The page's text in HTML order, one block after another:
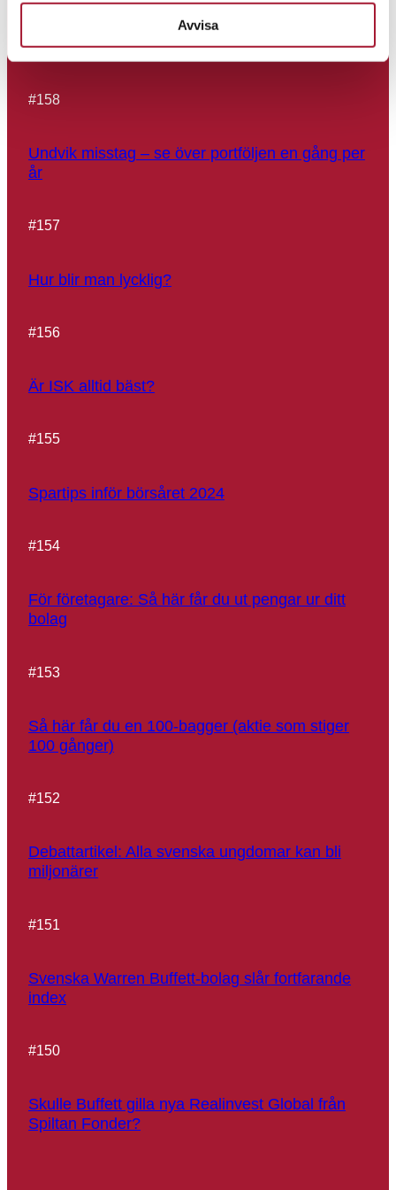
Avvisa
Börsspaning 2025 – Buffett-indikator 200 %
#158
Undvik misstag – se över portföljen en gång per
år
#157
Hur blir man lycklig?
#156
Är ISK alltid bäst?
#155
Spartips inför börsåret 2024
#154
För företagare: Så här får du ut pengar ur ditt
bolag
#153
Så här får du en 100-bagger (aktie som stiger
100 gånger)
#152
Debattartikel: Alla svenska ungdomar kan bli
miljonärer
#151
Svenska Warren Buffett-bolag slår fortfarande
index
#150
Skulle Buffett gilla nya Realinvest Global från
Spiltan Fonder?